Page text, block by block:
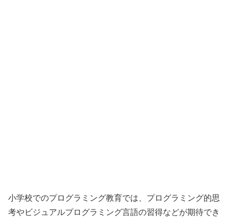
小学校でのプログラミング教育では、プログラミング的思
考やビジュアルプログラミング言語の習得などが期待でき